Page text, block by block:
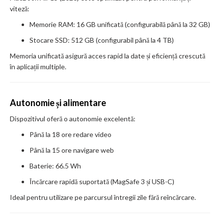
viteză:
Memorie RAM: 16 GB unificată (configurabilă până la 32 GB)
Stocare SSD: 512 GB (configurabil până la 4 TB)
Memoria unificată asigură acces rapid la date și eficiență crescută
în aplicații multiple.
Autonomie și alimentare
Dispozitivul oferă o autonomie excelentă:
Până la 18 ore redare video
Până la 15 ore navigare web
Baterie: 66.5 Wh
Încărcare rapidă suportată (MagSafe 3 și USB-C)
Ideal pentru utilizare pe parcursul întregii zile fără reîncărcare.